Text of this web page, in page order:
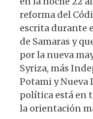
reforma del
escrita durante
de Samaras y
por la nueva
Syriza, más
Potami y Nueva
política está en
la orientación